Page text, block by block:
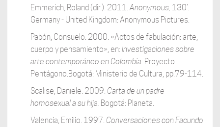
Emmerich, Roland (dir.). 2011. Anonymous, 130’.
Germany - United Kingdom: Anonymous Pictures.
Pabón, Consuelo. 2000. «Actos de fabulación: arte,
cuerpo y pensamiento», en: Investigaciones sobre
arte contemporáneo en Colombia. Proyecto
Pentágono.Bogotá: Ministerio de Cultura, pp.79-114.
Scalise, Daniele. 2009. Carta de un padre
homosexuala su hija. Bogotá: Planeta.
Valencia, Emilio. 1997. Conversaciones con Facundo